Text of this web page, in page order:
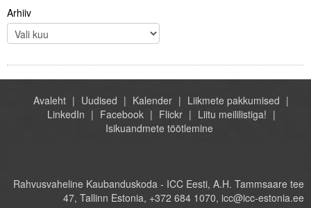
Arhiiv
Avaleht Uudised Kalender
Liikmete pakkumised
LinkedIn
Facebook Flickr
Liitu meililistiga!
Isikuandmete töötlemine
Rahvusvaheline Kaubanduskoda - ICC Eesti, A.H. Tammsaare tee
47, Tallinn Estonia, +372 684 1070, icc@icc-estonia.ee